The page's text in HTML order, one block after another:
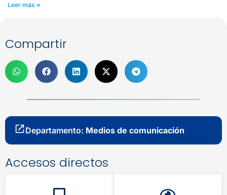
Leer más »
Compartir
Departamento: Medios de comunicación
Accesos directos